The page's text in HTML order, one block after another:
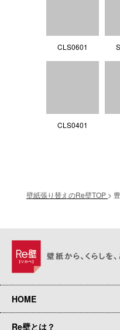
CLS0601
CLS0401
壁紙張り替えのRe壁TOP >
HOME
Re壁とは？